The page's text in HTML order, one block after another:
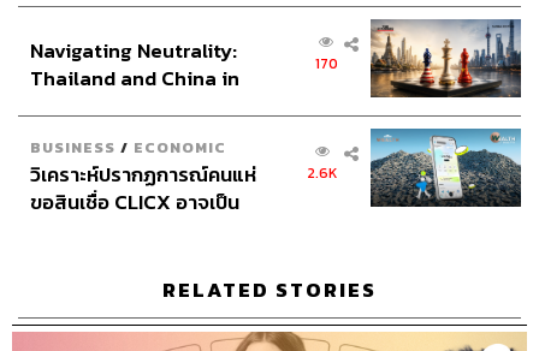
6.3K
THE STANDARD PODCAST
อินโดนีเซีย
Navigating Neutrality:
Thailand and China in
170
BUSINESS / ECONOMIC
วิเคราะห์ปรากฏการณ์คนแห่
ขอสินเชื่อ CLICX อาจเป็น
2.6K
RELATED STORIES